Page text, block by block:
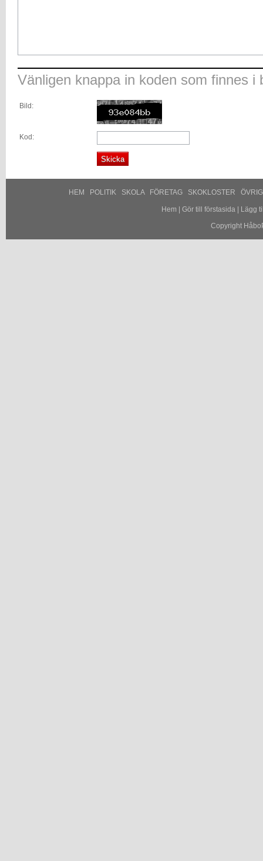
Vänligen knappa in koden som finnes i
Bild:
Kod:
HEM POLITIK SKOLA FÖRETAG SKOKLOSTER
Hem Gör till förstasida|
Lägg
Copyright